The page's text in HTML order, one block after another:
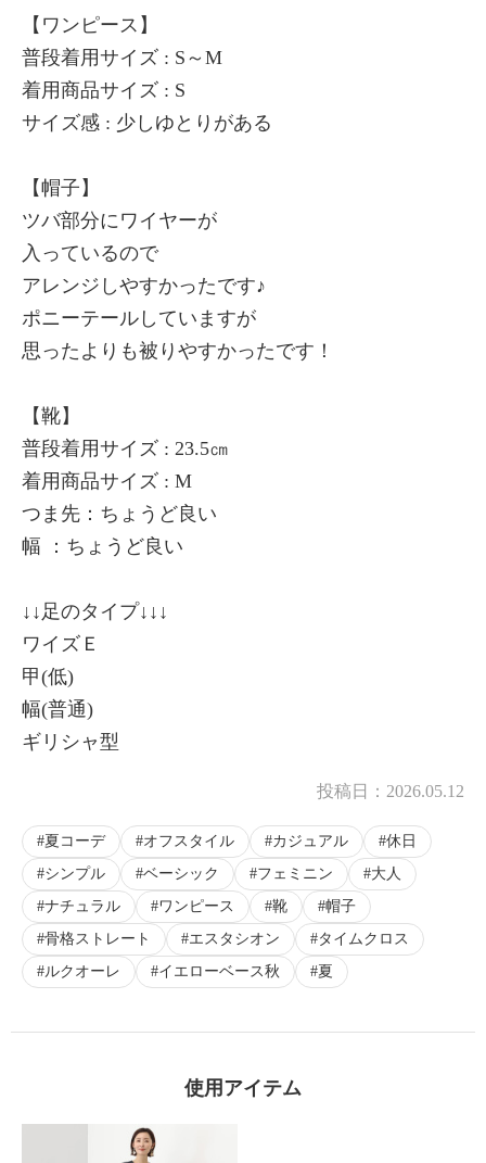
【ワンピース】
普段着用サイズ : S～M
着用商品サイズ : S
サイズ感 : 少しゆとりがある
【帽子】
ツバ部分にワイヤーが
入っているので
アレンジしやすかったです♪
ポニーテールしていますが
思ったよりも被りやすかったです！
【靴】
普段着用サイズ : 23.5㎝
着用商品サイズ : M
つま先：ちょうど良い
幅 ：ちょうど良い
↓↓足のタイプ↓↓↓
ワイズＥ
甲(低)
幅(普通)
ギリシャ型
投稿日： 2026.05.12
夏コーデ オフスタイル カジュアル
休日
シンプル
ベーシック フェミニン
大人
ナチュラル
ワンピース 靴
帽子
骨格ストレート
エスタシオン
タイムクロス
ルクオーレ
イエローベース秋 夏
使用アイテム